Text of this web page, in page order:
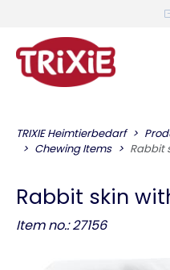
TRIXIE Heimtierbedarf
Chewing Items
Rabbit
Rabbit skin
Item no.: 27156